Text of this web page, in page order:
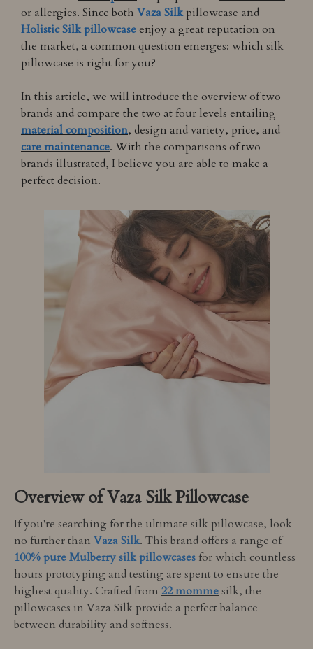
or allergies. Since both Vaza Silkpillowcase and
Holistic Silk pillowcaseenjoy a great reputation on
the market, a common question emerges: which silk
pillowcase is right for you?
In this article, we will introduce the overview of two
brands and compare the two at four levels entailing
material composition, design and variety, price, and
care maintenance. With the comparisons of two
brands illustrated, I believe you are able to make a
perfect decision.
Overview of Vaza Silk Pillowcase
If you're searching for the ultimate silk pillowcase, look
no further than Vaza Silk. This brand offers a range of
100% pure Mulberry silk pillowcases for which countless
hours prototyping and testing are spent to ensure the
highest quality. Crafted from 22 mommesilk, the
pillowcases in Vaza Silk provide a perfect balance
between durability and softness.